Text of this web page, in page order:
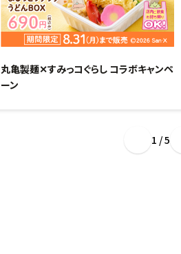
丸亀製麺✕すみっコぐらし コラボキャンペ
ーン
1 / 5